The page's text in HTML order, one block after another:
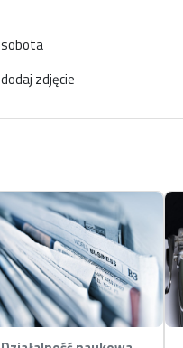
sobota
dodaj zdjęcie